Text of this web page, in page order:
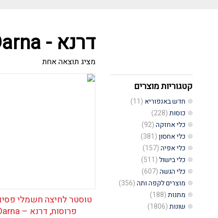
קטגוריות מוצרים
חדש באנפוריא (11)
כוסות(228)
כלי אחזקה(92)
כלי אחסון(381)
כלי אפיה(157)
כלי בישול(511)
כלי הגשה(607)
מוצרים לקפה ותה(356)
מתנות(188)
שונות(1806)
דרנא - Darna
מציג תוצאה אחת
פרוסות, דרנא – Darna